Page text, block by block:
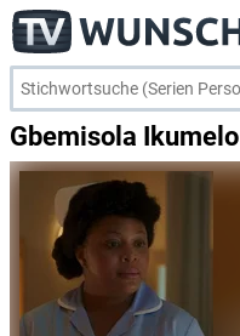
Gbemisola Ikumelo